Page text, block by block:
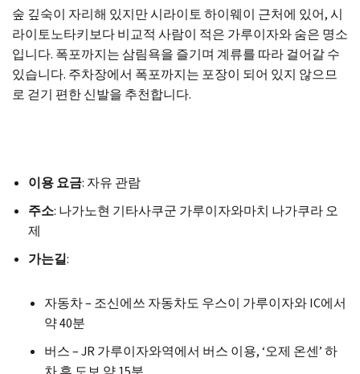
숲 깊숙이 자리해 있지만 시라이토 하이웨이 근처에 있어, 시
라이토노타키보다 비교적 사람이 적은 가루이자와 숨은 명소
입니다. 폭포까지는 삼림욕을 즐기며 계류를 따라 걸어갈 수
있습니다. 주차장에서 폭포까지는 포장이 되어 있지 않으므
로 걷기 편한 신발을 추천합니다.
이용 요금: 자유 관람
주소: 나가노현 기타사쿠군 가루이자와마치 나가쿠라 오
제
가는길:
자동차 – 조신에쓰 자동차도 우스이 가루이자와 IC에서
약 40분
버스 – JR 가루이자와역에서 버스 이용, ‘오제 온센’ 하